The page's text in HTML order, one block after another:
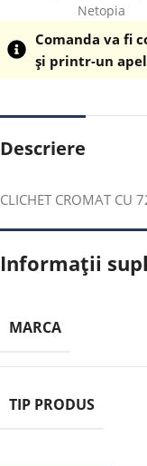
Netopia
Comanda va fi
și printr-un
Descriere
CLICHET CROMAT CU
Informații
MARCA
TIP PRODUS